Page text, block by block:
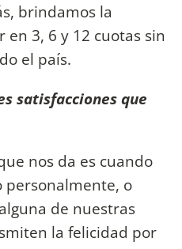
brindamos la
3, 6 y 12 cuotas sin
el país.
satisfacciones que
nos da es cuando
personalmente, o
de nuestras
la felicidad por